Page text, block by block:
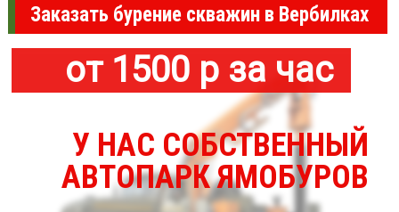
Заказать бурение скважин в Вербилках
от 1500 р за час
У НАС СОБСТВЕННЫЙ
АВТОПАРК ЯМОБУРОВ